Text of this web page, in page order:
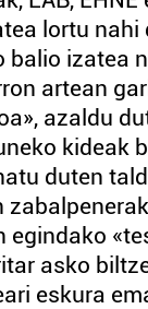
lortu
balio izatea
artean
azaldu
kideak
duten
egindako
asko
eskura